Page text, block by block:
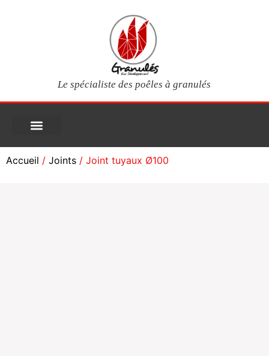
Le spécialiste des poêles à granulés
Accueil / Joints / Joint tuyaux Ø100